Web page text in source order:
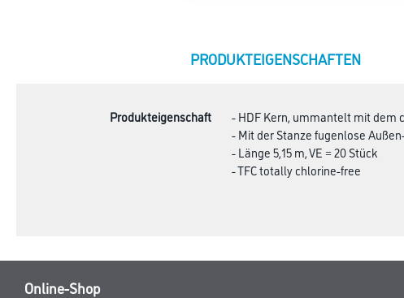
CURRENT
PRODUKTEIGENSCHAFTEN
Produkteigenschaft
- HDF Kern, ummantelt mit dem
- Mit der Stanze fugenlose
- Länge 5,15 m, VE = 20 Stück
- TFC totally chlorine-free
Online-Shop